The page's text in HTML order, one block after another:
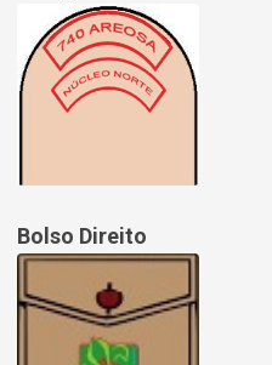
Bolso Direito